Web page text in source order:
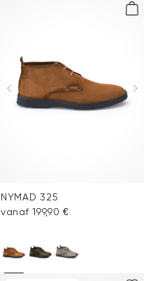
NYMAD 325
vanaf 199,90 €